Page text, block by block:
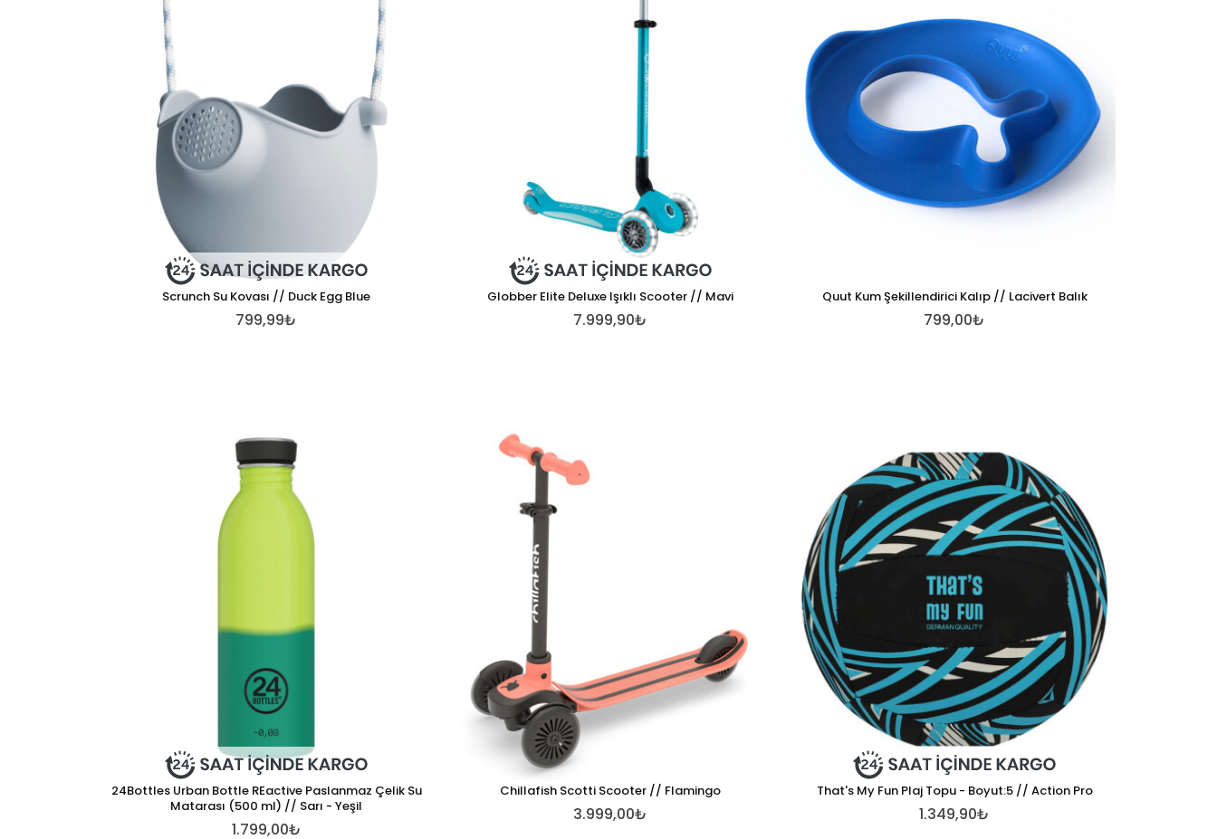
Scrunch Su Kovası // Duck Egg Blue
799,99₺
Globber Elite Deluxe Işıklı Scooter // Mavi
7.999,90₺
Quut Kum Şekillendirici Kalıp // Lacivert Balık
799,00₺
24Bottles Urban Bottle REactive Paslanmaz Çelik Su
Matarası (500 ml) // Sarı - Yeşil
1.799,00₺
Chillafish Scotti Scooter // Flamingo
3.999,00₺
That's My Fun Plaj Topu - Boyut:5 // Action Pro
1.349,90₺